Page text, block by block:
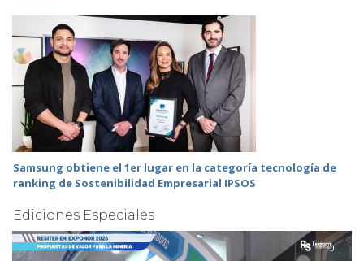
Samsung obtiene el 1er lugar en la categoría tecnología de
ranking de Sostenibilidad Empresarial IPSOS
Ediciones Especiales